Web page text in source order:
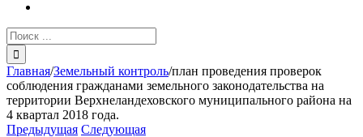
Результат
поиска:
Главная/Земельный контроль/план проведения проверок
соблюдения гражданами земельного законодательства на
территории Верхнеландеховского муниципального района на
4 квартал 2018 года.
Предыдущая Следующая